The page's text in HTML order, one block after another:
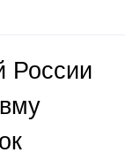
России